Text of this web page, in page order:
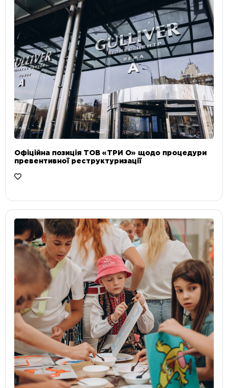
Офіційна позиція ТОВ «ТРИ О» щодо процедури
превентивної реструктуризації